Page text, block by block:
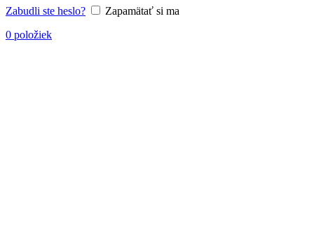
Zabudli ste heslo?
Zapamätať si ma
0 položiek